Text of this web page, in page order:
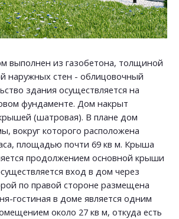
выполнен из газобетона, толщиной
наружных стен - облицовочный
здания осуществляется на
фундаменте. Дом накрыт
(шатровая). В плане дом
вокруг которого расположена
площадью почти 69 кв м. Крыша
продолжением основной крыши
вход в дом через
по правой стороне размещена
гостиная в доме является одним
около 27 кв м, откуда есть